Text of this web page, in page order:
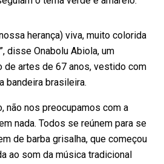
herança) viva, muito colorida
disse Onabolu Abiola, um
artes de 67 anos, vestido com
bandeira brasileira.
não nos preocupamos com a
nada. Todos se reúnem para se
de barba grisalha, que começou
ao som da música tradicional